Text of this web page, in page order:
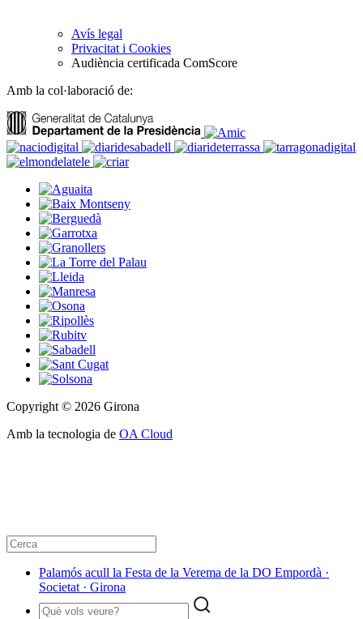
Avís legal
Privacitat i Cookies
Audiència certificada ComScore
Amb la col·laboració de:
Copyright © 2026 Girona
Amb la tecnologia de OA Cloud
Palamós acull la Festa de la Verema de la DO Empordà ·
Societat · Girona